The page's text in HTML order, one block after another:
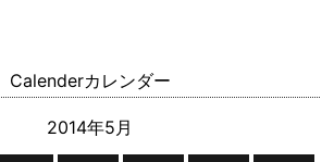
Calenderカレンダー
2014年5月